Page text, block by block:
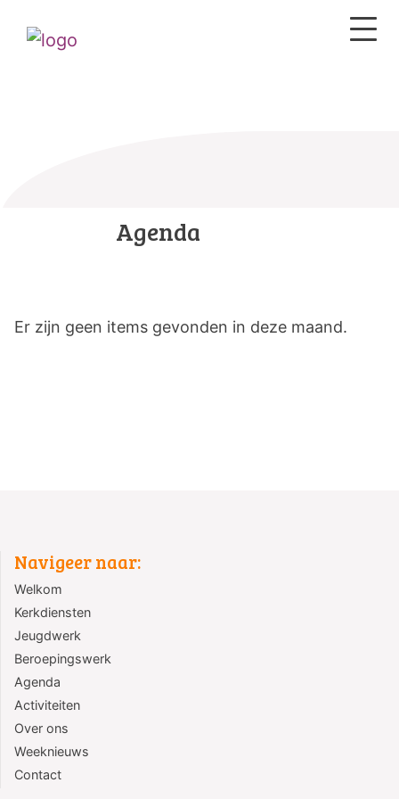
Agenda
Er zijn geen items gevonden in deze maand.
Navigeer naar:
Welkom
Kerkdiensten
Jeugdwerk
Beroepingswerk
Agenda
Activiteiten
Over ons
Weeknieuws
Contact